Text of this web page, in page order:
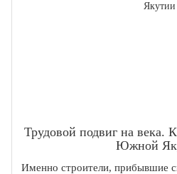
Трудовой подвиг на века.
Южной
Именно строители, прибывшие